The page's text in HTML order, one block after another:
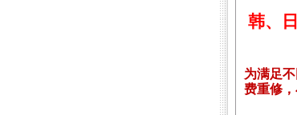
韩、
为满足
费重修